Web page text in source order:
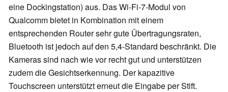
eine Dockingstation) aus. Das Wi-Fi-7-Modul von
Qualcomm bietet in Kombination mit einem
entsprechenden Router sehr gute Übertragungsraten,
Bluetooth ist jedoch auf den 5,4-Standard beschränkt. Die
Kameras sind nach wie vor recht gut und unterstützen
zudem die Gesichtserkennung. Der kapazitive
Touchscreen unterstützt erneut die Eingabe per Stift.